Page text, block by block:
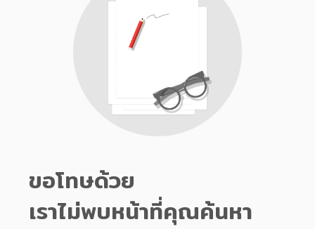
ขอโทษด้วย
เราไม่พบหน้าที่คุณค้นหา